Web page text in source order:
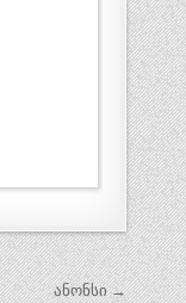
ანონსი →